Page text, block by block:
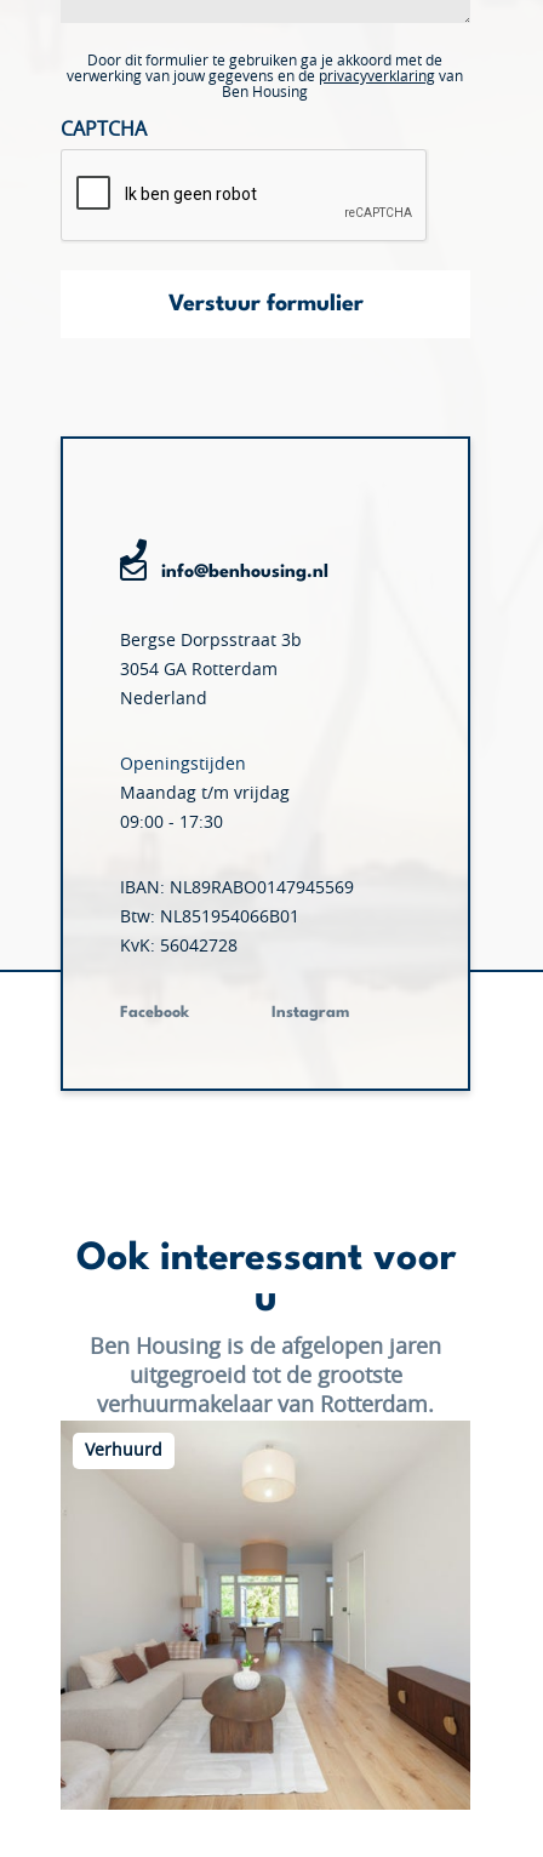
Door dit formulier te gebruiken ga je akkoord met de
verwerking van jouw gegevens en de privacyverklaring van
Ben Housing
CAPTCHA
Verstuur formulier
info@benhousing.nl
Bergse Dorpsstraat 3b
3054 GA Rotterdam
Nederland
Openingstijden
Maandag t/m vrijdag
09:00 - 17:30
IBAN: NL89RABO0147945569
Btw: NL851954066B01
KvK: 56042728
Facebook Instagram
Ook interessant voor
u
Ben Housing is de afgelopen jaren
uitgegroeid tot de grootste
verhuurmakelaar van Rotterdam.
Verhuurd